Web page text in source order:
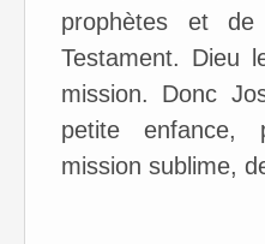
prophètes et
Testament. Dieu
mission. Donc
petite
mission sublime,